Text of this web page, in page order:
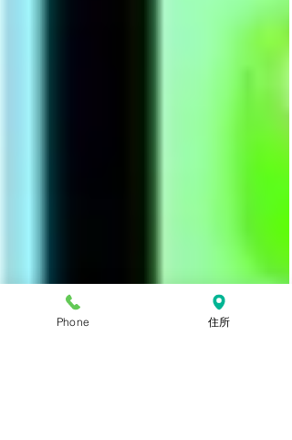
Phone 住所